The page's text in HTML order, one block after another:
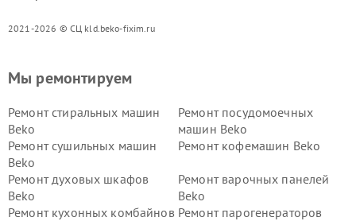
2021-2026 © СЦ kld.beko-fixim.ru
Мы ремонтируем
Ремонт стиральных машин
Beko
Ремонт посудомоечных
машин Beko
Ремонт сушильных машин
Beko
Ремонт кофемашин Beko
Ремонт духовых шкафов
Beko
Ремонт варочных панелей
Beko
Ремонт кухонных комбайнов Ремонт парогенераторов